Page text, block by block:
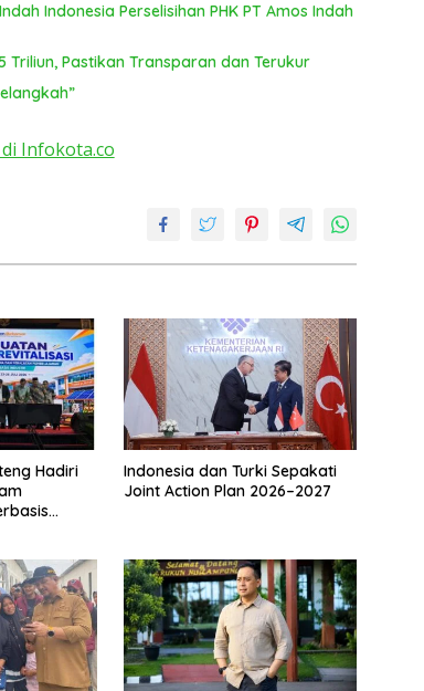
Indonesia Perselisihan PHK PT Amos Indah
Triliun, Pastikan Transparan dan Terukur
Infokota.co
Hadiri
Indonesia dan Turki Sepakati
Joint Action Plan 2026–2027